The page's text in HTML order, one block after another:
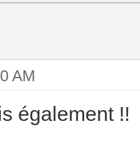
AM
également !!